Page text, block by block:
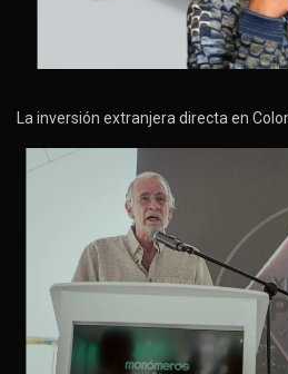
La inversión extranjera directa en